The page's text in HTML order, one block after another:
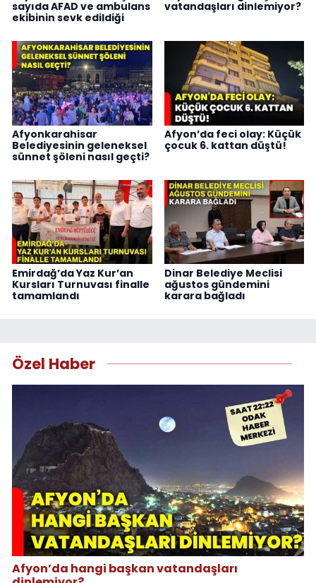
sayıda AFAD ve ambulans
ekibinin sevk edildiği
vatandaşları dinlemiyor?
Afyonkarahisar
Belediyesinin geleneksel
sünnet şöleni nasıl geçti?
Afyon’da feci olay: Küçük
çocuk 6. kattan düştü!
Emirdağ’da Yaz Kur’an
Kursları Turnuvası finalle
tamamlandı
Dinar Belediye Meclisi
ağustos gündemini
karara bağladı
Özel Haber
Afyon’da hangi başkan vatandaşları